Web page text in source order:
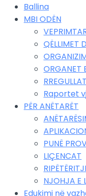
Ballina
MBI ODËN
QËLLIMET
ORGANET
Raportet
PËR ANËTARËT
PUNË
LIÇENCAT
NJOHJA E
Edukimi në